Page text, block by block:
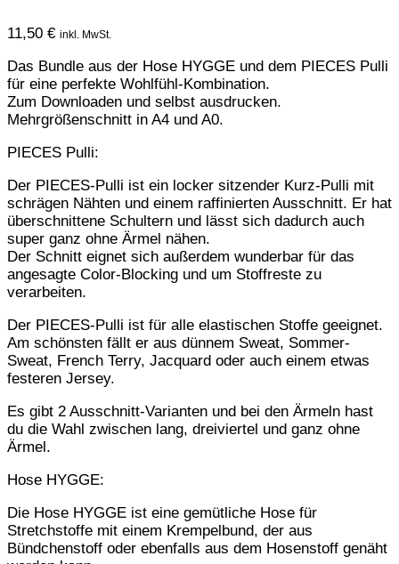
11,50 € inkl. MwSt.
Das Bundle aus der Hose HYGGE und dem PIECES Pulli
für eine perfekte Wohlfühl-Kombination.
Zum Downloaden und selbst ausdrucken.
Mehrgrößenschnitt in A4 und A0.
PIECES Pulli:
Der PIECES-Pulli ist ein locker sitzender Kurz-Pulli mit
schrägen Nähten und einem raffinierten Ausschnitt. Er hat
überschnittene Schultern und lässt sich dadurch auch
super ganz ohne Ärmel nähen.
Der Schnitt eignet sich außerdem wunderbar für das
angesagte Color-Blocking und um Stoffreste zu
verarbeiten.
Der PIECES-Pulli ist für alle elastischen Stoffe geeignet.
Am schönsten fällt er aus dünnem Sweat, Sommer-
Sweat, French Terry, Jacquard oder auch einem etwas
festeren Jersey.
Es gibt 2 Ausschnitt-Varianten und bei den Ärmeln hast
du die Wahl zwischen lang, dreiviertel und ganz ohne
Ärmel.
Hose HYGGE:
Die Hose HYGGE ist eine gemütliche Hose für
Stretchstoffe mit einem Krempelbund, der aus
Bündchenstoff oder ebenfalls aus dem Hosenstoff genäht